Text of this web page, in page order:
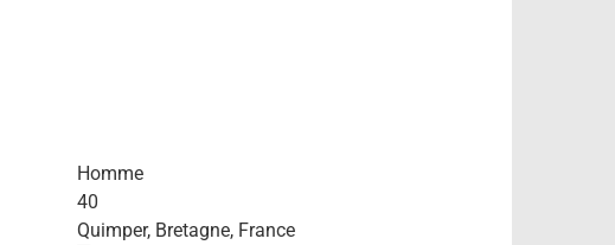
Homme
40
Quimper, Bretagne, France